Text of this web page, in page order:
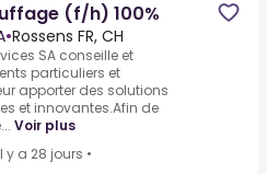
(f/h) 100%
•Rossens FR, CH
SA conseille et
particuliers et
apporter des solutions
et innovantes.Afin de
Voir plus
y a 28 jours •